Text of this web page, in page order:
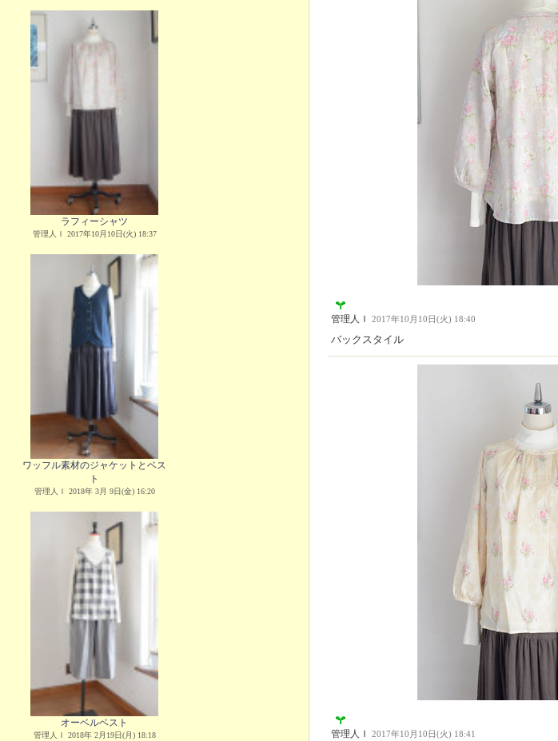
ラフィーシャツ
管理人Ｉ 2017年10月10日(火) 18:37
ワッフル素材のジャケットとベス
ト
管理人Ｉ 2018年 3月 9日(金) 16:20
オーベルベスト
管理人Ｉ 2018年 2月19日(月) 18:18
管理人Ｉ 2017年10月10日(火) 18:40
バックスタイル
管理人Ｉ 2017年10月10日(火) 18:41